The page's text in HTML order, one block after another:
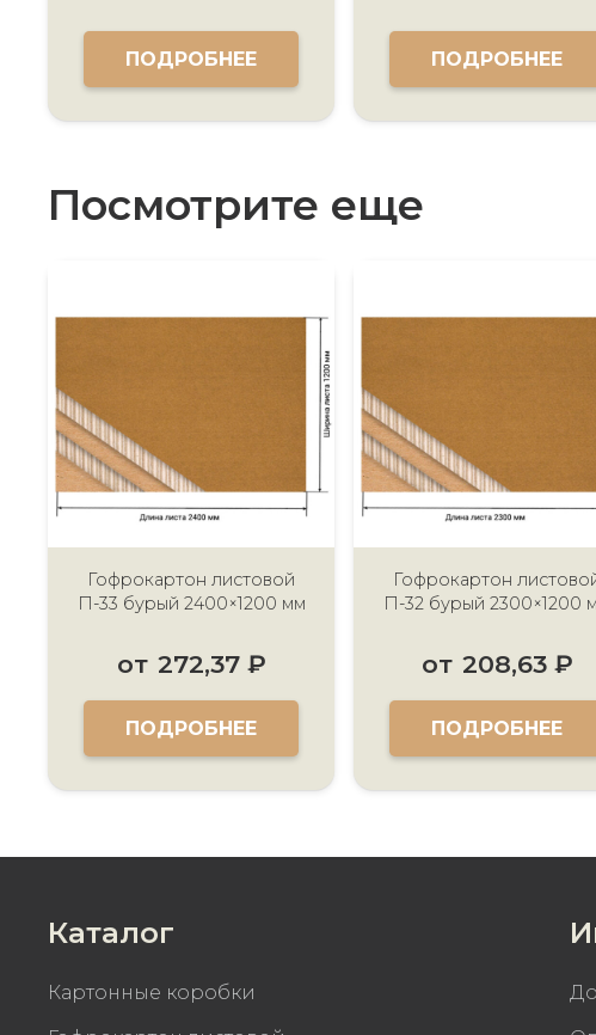
ПОДРОБНЕЕ ПОДРОБНЕЕ
Посмотрите еще
Гофрокартон листовой
П-33 бурый 2400×1200 мм
от 272,37 ₽
ПОДРОБНЕЕ
Гофрокартон
П-32 бурый 2300×1200
от 208,63 ₽
ПОДРОБНЕЕ
Каталог
Картонные коробки